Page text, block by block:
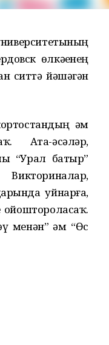
өлкәһенең
ситтә йәшәгән
һәм
Ата-әсәләр,
“Урал батыр”
уйнарға,
ойоштороласаҡ.
менән” һәм “Өс